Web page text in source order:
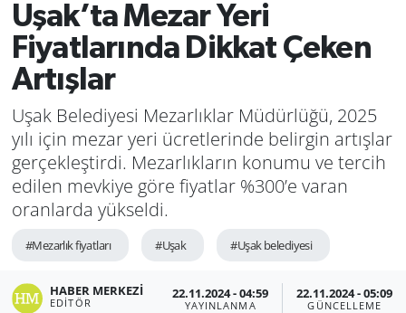
Uşak’ta Mezar Yeri
Fiyatlarında Dikkat Çeken
Artışlar
Uşak Belediyesi Mezarlıklar Müdürlüğü, 2025
yılı için mezar yeri ücretlerinde belirgin artışlar
gerçekleştirdi. Mezarlıkların konumu ve tercih
edilen mevkiye göre fiyatlar %300’e varan
oranlarda yükseldi.
#Mezarlık fiyatları #Uşak #Uşak belediyesi
HABER MERKEZI
EDITÖR
22.11.2024 - 04:59
YAYINLANMA
22.11.2024 - 05:09
GÜNCELLEME
Tüm Manşetler
Son Dakika Haberleri
Haber Arşivi